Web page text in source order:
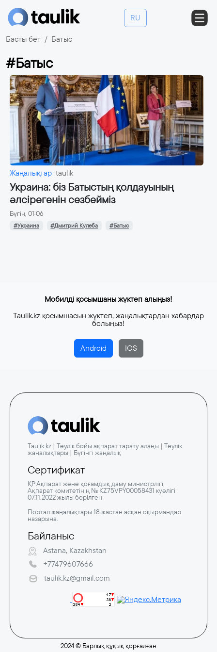
RU
Басты бет Батыс
#Батыс
Жаңалықтар taulik
Украина: біз Батыстың қолдауының
әлсірегенін сезбейміз
Бүгін, 01:06
#Украина #Дмитрий Кулеба #Батыс
Мобилді қосымшаны жүктеп алыңыз!
Taulik.kz қосымшасын жүктеп, жаңалықтардан хабардар
болыңыз!
Android IOS
Taulik.kz | Тәулік бойы ақпарат тарату алаңы | Тәулік
жаңалықтары | Бүгінгі жаңалық
Сертификат
ҚР Ақпарат және қоғамдық даму министрлігі,
Ақпарат комитетінің № KZ75VPY00058431 куәлігі
07.11.2022 жылы берілген
Портал жаңалықтары 18 жастан асқан оқырмандар
назарына.
Байланыс
Astana, Kazakhstan
+77479607666
taulik.kz@gmail.com
2024 © Барлық құқық қорғалған